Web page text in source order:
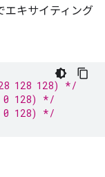
エキサイティング
128 128) */
128) */
128) */